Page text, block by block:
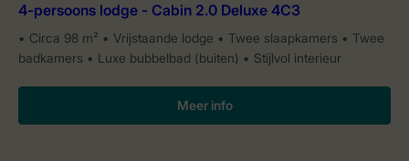
4-persoons lodge - Cabin 2.0 Deluxe 4C3
Circa 98 m² Vrijstaande lodge Twee slaapkamers
Twee
badkamers
Luxe bubbelbad (buiten) Stijlvol interieur
Meer info